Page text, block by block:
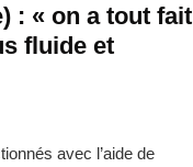
: « on a tout fait
fluide et
avec l’aide de